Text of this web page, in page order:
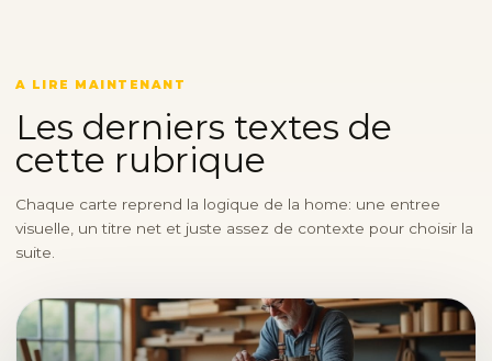
A LIRE MAINTENANT
Les derniers textes de
cette rubrique
Chaque carte reprend la logique de la home: une entree
visuelle, un titre net et juste assez de contexte pour choisir la
suite.